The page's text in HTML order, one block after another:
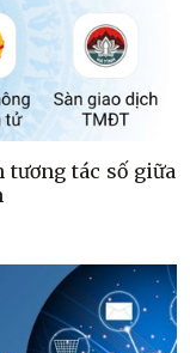
tác số giữa